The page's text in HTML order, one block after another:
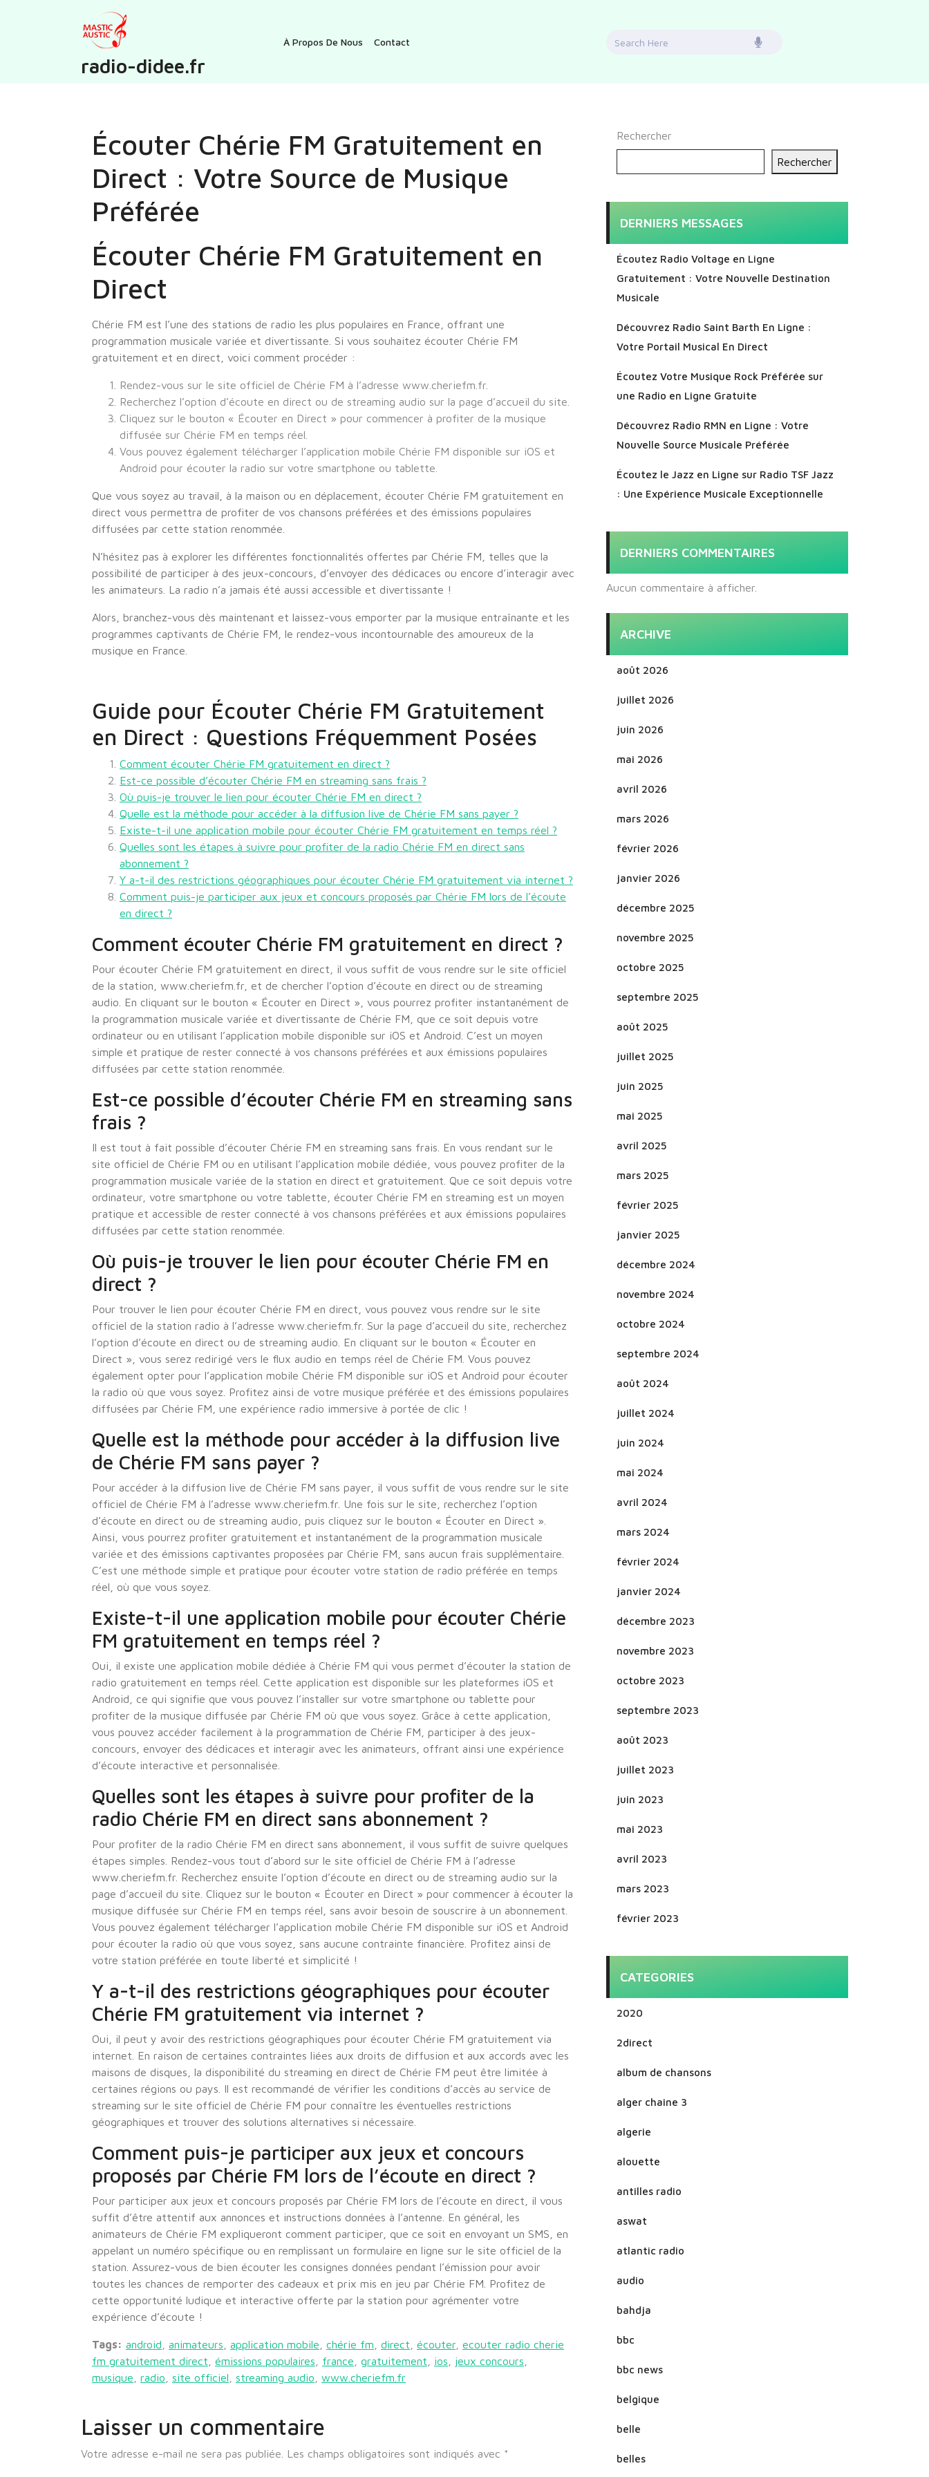
radio-didee.fr
À Propos De Nous Contact
Search
Écouter Chérie FM Gratuitement en
Direct : Votre Source de Musique
Préférée
Écouter Chérie FM Gratuitement en
Direct
Chérie FM est l’une des stations de radio les plus populaires en France, offrant une
programmation musicale variée et divertissante. Si vous souhaitez écouter Chérie FM
gratuitement et en direct, voici comment procéder :
Rendez-vous sur le site officiel de Chérie FM à l’adresse www.cheriefm.fr.
Recherchez l’option d’écoute en direct ou de streaming audio sur la page d’accueil du site.
Cliquez sur le bouton « Écouter en Direct » pour commencer à profiter de la musique
diffusée sur Chérie FM en temps réel.
Vous pouvez également télécharger l’application mobile Chérie FM disponible sur iOS et
Android pour écouter la radio sur votre smartphone ou tablette.
Que vous soyez au travail, à la maison ou en déplacement, écouter Chérie FM gratuitement en
direct vous permettra de profiter de vos chansons préférées et des émissions populaires
diffusées par cette station renommée.
N’hésitez pas à explorer les différentes fonctionnalités offertes par Chérie FM, telles que la
possibilité de participer à des jeux-concours, d’envoyer des dédicaces ou encore d’interagir avec
les animateurs. La radio n’a jamais été aussi accessible et divertissante !
Alors, branchez-vous dès maintenant et laissez-vous emporter par la musique entraînante et les
programmes captivants de Chérie FM, le rendez-vous incontournable des amoureux de la
musique en France.
Guide pour Écouter Chérie FM Gratuitement
en Direct : Questions Fréquemment Posées
Comment écouter Chérie FM gratuitement en direct ?
Est-ce possible d’écouter Chérie FM en streaming sans frais ?
Où puis-je trouver le lien pour écouter Chérie FM en direct ?
Quelle est la méthode pour accéder à la diffusion live de Chérie FM sans payer ?
Existe-t-il une application mobile pour écouter Chérie FM gratuitement en temps réel ?
Quelles sont les étapes à suivre pour profiter de la radio Chérie FM en direct sans
abonnement ?
Y a-t-il des restrictions géographiques pour écouter Chérie FM gratuitement via internet ?
Comment puis-je participer aux jeux et concours proposés par Chérie FM lors de l’écoute
en direct ?
Comment écouter Chérie FM gratuitement en direct ?
Pour écouter Chérie FM gratuitement en direct, il vous suffit de vous rendre sur le site officiel
de la station, www.cheriefm.fr, et de chercher l’option d’écoute en direct ou de streaming
audio. En cliquant sur le bouton « Écouter en Direct », vous pourrez profiter instantanément de
la programmation musicale variée et divertissante de Chérie FM, que ce soit depuis votre
ordinateur ou en utilisant l’application mobile disponible sur iOS et Android. C’est un moyen
simple et pratique de rester connecté à vos chansons préférées et aux émissions populaires
diffusées par cette station renommée.
Est-ce possible d’écouter Chérie FM en streaming sans
frais ?
Il est tout à fait possible d’écouter Chérie FM en streaming sans frais. En vous rendant sur le
site officiel de Chérie FM ou en utilisant l’application mobile dédiée, vous pouvez profiter de la
programmation musicale variée de la station en direct et gratuitement. Que ce soit depuis votre
ordinateur, votre smartphone ou votre tablette, écouter Chérie FM en streaming est un moyen
pratique et accessible de rester connecté à vos chansons préférées et aux émissions populaires
diffusées par cette station renommée.
Où puis-je trouver le lien pour écouter Chérie FM en
direct ?
Pour trouver le lien pour écouter Chérie FM en direct, vous pouvez vous rendre sur le site
officiel de la station radio à l’adresse www.cheriefm.fr. Sur la page d’accueil du site, recherchez
l’option d’écoute en direct ou de streaming audio. En cliquant sur le bouton « Écouter en
Direct », vous serez redirigé vers le flux audio en temps réel de Chérie FM. Vous pouvez
également opter pour l’application mobile Chérie FM disponible sur iOS et Android pour écouter
la radio où que vous soyez. Profitez ainsi de votre musique préférée et des émissions populaires
diffusées par Chérie FM, une expérience radio immersive à portée de clic !
Quelle est la méthode pour accéder à la diffusion live
de Chérie FM sans payer ?
Pour accéder à la diffusion live de Chérie FM sans payer, il vous suffit de vous rendre sur le site
officiel de Chérie FM à l’adresse www.cheriefm.fr. Une fois sur le site, recherchez l’option
d’écoute en direct ou de streaming audio, puis cliquez sur le bouton « Écouter en Direct ».
Ainsi, vous pourrez profiter gratuitement et instantanément de la programmation musicale
variée et des émissions captivantes proposées par Chérie FM, sans aucun frais supplémentaire.
C’est une méthode simple et pratique pour écouter votre station de radio préférée en temps
réel, où que vous soyez.
Existe-t-il une application mobile pour écouter Chérie
FM gratuitement en temps réel ?
Oui, il existe une application mobile dédiée à Chérie FM qui vous permet d’écouter la station de
radio gratuitement en temps réel. Cette application est disponible sur les plateformes iOS et
Android, ce qui signifie que vous pouvez l’installer sur votre smartphone ou tablette pour
profiter de la musique diffusée par Chérie FM où que vous soyez. Grâce à cette application,
vous pouvez accéder facilement à la programmation de Chérie FM, participer à des jeux-
concours, envoyer des dédicaces et interagir avec les animateurs, offrant ainsi une expérience
d’écoute interactive et personnalisée.
Quelles sont les étapes à suivre pour profiter de la
radio Chérie FM en direct sans abonnement ?
Pour profiter de la radio Chérie FM en direct sans abonnement, il vous suffit de suivre quelques
étapes simples. Rendez-vous tout d’abord sur le site officiel de Chérie FM à l’adresse
www.cheriefm.fr. Recherchez ensuite l’option d’écoute en direct ou de streaming audio sur la
page d’accueil du site. Cliquez sur le bouton « Écouter en Direct » pour commencer à écouter la
musique diffusée sur Chérie FM en temps réel, sans avoir besoin de souscrire à un abonnement.
Vous pouvez également télécharger l’application mobile Chérie FM disponible sur iOS et Android
pour écouter la radio où que vous soyez, sans aucune contrainte financière. Profitez ainsi de
votre station préférée en toute liberté et simplicité !
Y a-t-il des restrictions géographiques pour écouter
Chérie FM gratuitement via internet ?
Oui, il peut y avoir des restrictions géographiques pour écouter Chérie FM gratuitement via
internet. En raison de certaines contraintes liées aux droits de diffusion et aux accords avec les
maisons de disques, la disponibilité du streaming en direct de Chérie FM peut être limitée à
certaines régions ou pays. Il est recommandé de vérifier les conditions d’accès au service de
streaming sur le site officiel de Chérie FM pour connaître les éventuelles restrictions
géographiques et trouver des solutions alternatives si nécessaire.
Comment puis-je participer aux jeux et concours
proposés par Chérie FM lors de l’écoute en direct ?
Pour participer aux jeux et concours proposés par Chérie FM lors de l’écoute en direct, il vous
suffit d’être attentif aux annonces et instructions données à l’antenne. En général, les
animateurs de Chérie FM expliqueront comment participer, que ce soit en envoyant un SMS, en
appelant un numéro spécifique ou en remplissant un formulaire en ligne sur le site officiel de la
station. Assurez-vous de bien écouter les consignes données pendant l’émission pour avoir
toutes les chances de remporter des cadeaux et prix mis en jeu par Chérie FM. Profitez de
cette opportunité ludique et interactive offerte par la station pour agrémenter votre
expérience d’écoute !
Tags: android animateurs application mobile chérie fm direct écouter ecouter radio cherie
fm gratuitement direct
émissions populaires france gratuitement ios jeux concours
musique
radio site officiel streaming audio www.cheriefm.fr
Laisser un commentaire
Votre adresse e-mail ne sera pas publiée. Les champs obligatoires sont indiqués avec *
Rechercher
Rechercher
DERNIERS MESSAGES
Écoutez Radio Voltage en Ligne
Gratuitement : Votre Nouvelle Destination
Musicale
Découvrez Radio Saint Barth En Ligne :
Votre Portail Musical En Direct
Écoutez Votre Musique Rock Préférée sur
une Radio en Ligne Gratuite
Découvrez Radio RMN en Ligne : Votre
Nouvelle Source Musicale Préférée
Écoutez le Jazz en Ligne sur Radio TSF Jazz
: Une Expérience Musicale Exceptionnelle
DERNIERS COMMENTAIRES
Aucun commentaire à afficher.
ARCHIVE
août 2026
juillet 2026
juin 2026
mai 2026
avril 2026
mars 2026
février 2026
janvier 2026
décembre 2025
novembre 2025
octobre 2025
septembre 2025
août 2025
juillet 2025
juin 2025
mai 2025
avril 2025
mars 2025
février 2025
janvier 2025
décembre 2024
novembre 2024
octobre 2024
septembre 2024
août 2024
juillet 2024
juin 2024
mai 2024
avril 2024
mars 2024
février 2024
janvier 2024
décembre 2023
novembre 2023
octobre 2023
septembre 2023
août 2023
juillet 2023
juin 2023
mai 2023
avril 2023
mars 2023
février 2023
CATEGORIES
2020
2direct
album de chansons
alger chaine 3
algerie
alouette
antilles radio
aswat
atlantic radio
audio
bahdja
bbc
bbc news
belgique
belle
belles